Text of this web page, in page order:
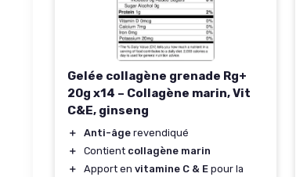
Gelée collagène grenade Rg+
20g x14 – Collagène marin, Vit
C&E, ginseng
＋ Anti-âge revendiqué
＋
Contient collagène marin
＋
Apport en vitamine C & E pour la